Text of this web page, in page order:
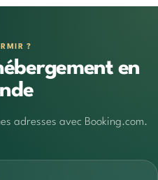
?
en
adresses avec Booking.com.